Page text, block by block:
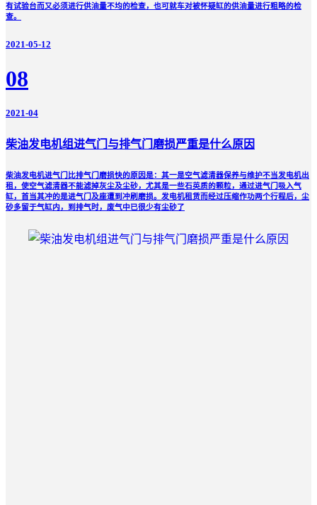
有试验台而又必须进行供油量不均的检查，也可就车对被怀疑缸的供油量进行粗略的检
查。
2021-05-12
08
2021-04
柴油发电机组进气门与排气门磨损严重是什么原因
柴油发电机进气门比排气门磨损快的原因是：其一是空气滤清器保养与维护不当发电机出
租，使空气滤清器不能滤掉灰尘及尘砂，尤其是一些石英质的颗粒，通过进气门吸入气
缸，首当其冲的是进气门及座遭到冲刷磨损。发电机租赁而经过压缩作功两个行程后，尘
砂多留于气缸内，到排气时，废气中已很少有尘砂了